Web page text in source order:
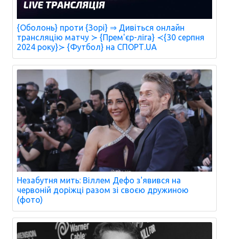
{Оболонь} проти {Зорі} ⇒ Дивіться онлайн
трансляцію матчу ≻ {Прем'єр-ліга} ≺{30 серпня
2024 року}≻ {Футбол} на СПОРТ.UA
Незабутня мить: Віллем Дефо з'явився на
червоній доріжці разом зі своєю дружиною
(фото)